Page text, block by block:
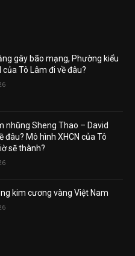
gây bão mạng, Phường kiểu
của Tô Lâm đi về đâu?
nhũng Sheng Thao – David
đâu? Mô hình XHCN của Tô
sẽ thành?
kim cương vàng Việt Nam